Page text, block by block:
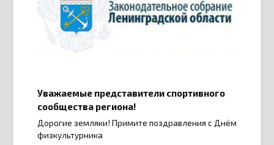
Уважаемые представители спортивного
сообщества региона!
Дорогие земляки! Примите поздравления с Днём
физкультурника